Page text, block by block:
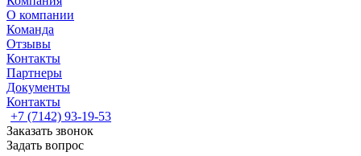
О компании
Команда
Отзывы
Контакты
Партнеры
Документы
Контакты
+7 (7142) 93-19-53
Заказать звонок
Задать вопрос